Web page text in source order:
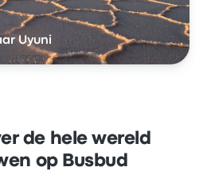
Uyuni
de hele wereld
op Busbud